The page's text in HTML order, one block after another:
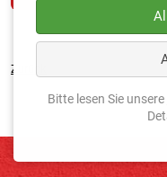
Zurück
Bitte lesen Sie unsere